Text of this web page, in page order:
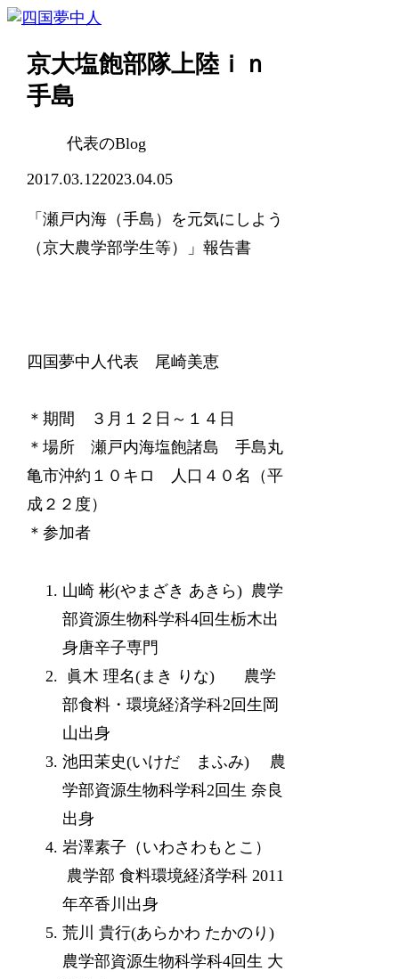
京大塩飽部隊上陸ｉｎ
手島
代表のBlog
2017.03.122023.04.05
「瀬戸内海（手島）を元気にしよう
（京大農学部学生等）」報告書
四国夢中人代表 尾崎美恵
＊期間 ３月１２日～１４日
＊場所 瀬戸内海塩飽諸島 手島丸
亀市沖約１０キロ 人口４０名（平
成２２度）
＊参加者
山崎 彬(やまざき あきら) 農学
部資源生物科学科4回生栃木出
身唐辛子専門
眞木 理名(まき りな) 農学
部食料・環境経済学科2回生岡
山出身
池田茉史(いけだ まふみ) 農
学部資源生物科学科2回生 奈良
出身
岩澤素子（いわさわもとこ）
農学部 食料環境経済学科 2011
年卒香川出身
荒川 貴行(あらかわ たかのり)
農学部資源生物科学科4回生 大